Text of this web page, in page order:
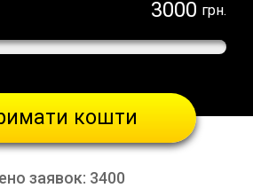
грн.
кошти
заявок: 3400